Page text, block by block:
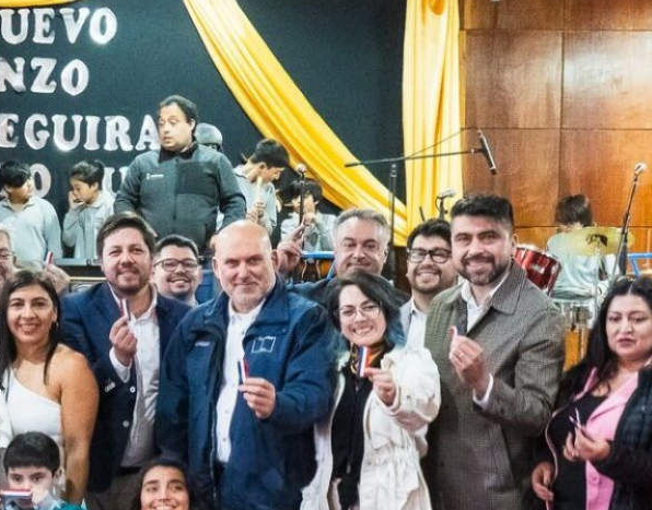
SLEP Chiloé entrega
tablets para fortalecer el
trabajo pedagógico
A través de diorama
escolares recrearán la
Batalla de Ahui